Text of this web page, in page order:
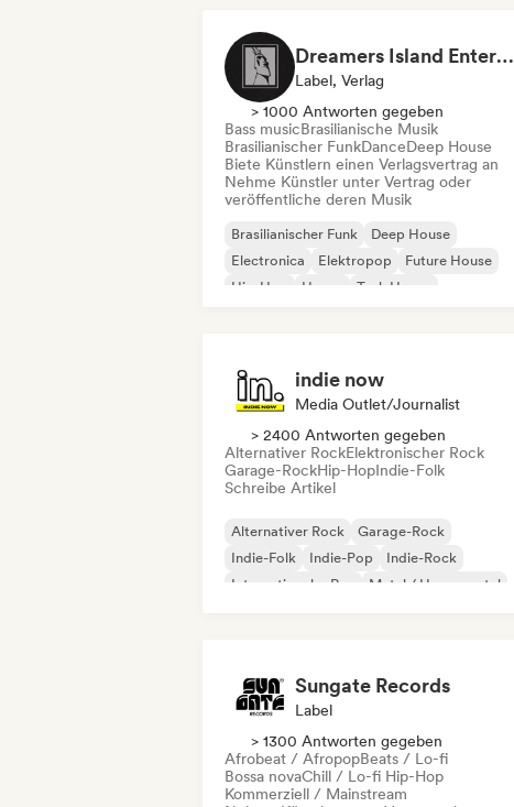
Dreamers Island Entertainment
Label, Verlag
> 1000 Antworten gegeben
Bass musicBrasilianische Musik
Brasilianischer FunkDanceDeep House
Biete Künstlern einen Verlagsvertrag an
Nehme Künstler unter Vertrag oder
veröffentliche deren Musik
Brasilianischer Funk
Deep House
Electronica
Elektropop
Future House
Hip-Hop
House Tech House
indie now
Media Outlet/Journalist
> 2400 Antworten gegeben
Alternativer RockElektronischer Rock
Garage-RockHip-HopIndie-Folk
Schreibe Artikel
Alternativer Rock
Garage-Rock
Indie-Folk
Indie-Pop
Indie-Rock
Internationaler Rap
Metal / Heavy metal
Sungate Records
Label
> 1300 Antworten gegeben
Afrobeat / AfropopBeats / Lo-fi
Bossa novaChill / Lo-fi Hip-Hop
Kommerziell / Mainstream